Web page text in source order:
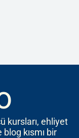
kursları, ehliyet
kısmı bir